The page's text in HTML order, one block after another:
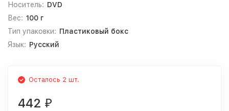
Носитель: DVD
Вес: 100 г
Тип упаковки: Пластиковый бокс
Язык: Русский
Осталось 2 шт.
442 ₽